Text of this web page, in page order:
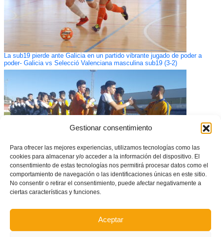
Gestionar consentimiento
Para ofrecer las mejores experiencias, utilizamos tecnologías como las
cookies para almacenar y/o acceder a la información del dispositivo. El
consentimiento de estas tecnologías nos permitirá procesar datos como el
comportamiento de navegación o las identificaciones únicas en este sitio.
No consentir o retirar el consentimiento, puede afectar negativamente a
ciertas características y funciones.
Aceptar
La sub19 pierde ante Galicia en un partido vibrante jugado de poder a
poder- Galicia vs Selecció Valenciana masculina sub19 (3-2)
Cadetes y Juveniles se imponen a Castilla y León